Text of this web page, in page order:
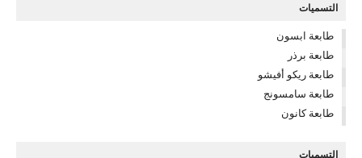
التسميات
طابعة ابسون
طابعة برذر
طابعة ريكو أفيشو
طابعة سامسونج
طابعة كانون
التسميات